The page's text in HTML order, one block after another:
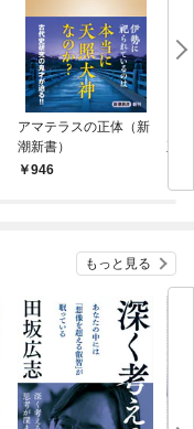
アマテラスの正体（新
潮新書）
946
正体
もっと見る